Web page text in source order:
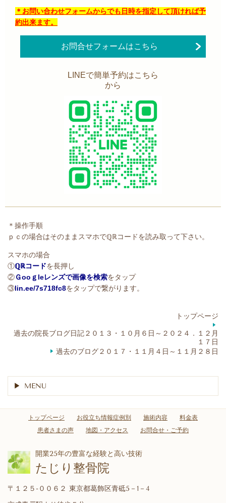
＊お問い合わせフォームからでも日時を指定して頂ければ予
約出来ます。
お問合せフォームはこちら
LINEで簡単予約はこちら
から
＊操作手順
ｐｃの場合はそのままスマホでℚℝコードを読み取って下さい。
スマホの場合
①ℚℝコードを長押し
②Ｇooｇleレンズで画像を検索をタップ
③lin.ee/7s718fc8をタップで繋がります。
トップページ
過去の院長ブログ日記２０１３・１０月６日～２０２４．１２月
１７日
過去のブログ２０１７・１１月４日～１１月２８日
MENU
トップページ お役立ち情報症例別 施術内容
料金表
患者さまの声
地図・アクセス お問合せ・ご予約
開業25年の豊富な経験と高い技術
たじり整骨院
〒１２５-００６２ 東京都葛飾区青砥5－1－4